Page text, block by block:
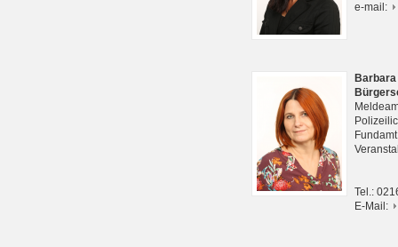
e-mail:
Tel.:
E-Mail: